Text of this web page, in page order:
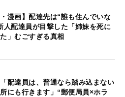
・漫画】配達先は“誰も住んでいな
配達員が目撃した「姉妹を死に
」むごすぎる真相
「配達員は、普通なら踏み込まない
にも行きます」“郵便局員×ホラ